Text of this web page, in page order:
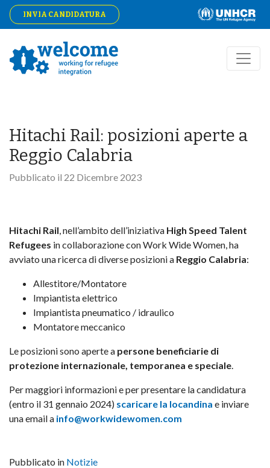
INVIA CANDIDATURA
Hitachi Rail: posizioni aperte a
Reggio Calabria
Pubblicato il 22 Dicembre 2023
Hitachi Rail, nell’ambito dell’iniziativa High Speed Talent
Refugees in collaborazione con Work Wide Women, ha
avviato una ricerca di diverse posizioni a Reggio Calabria:
Allestitore/Montatore
Impiantista elettrico
Impiantista pneumatico / idraulico
Montatore meccanico
Le posizioni sono aperte a persone beneficiarie di
protezione internazionale, temporanea e speciale.
Per maggiori informazioni e per presentare la candidatura
(entro il 31 gennaio 2024) scaricare la locandina e inviare
una email a info@workwidewomen.com
Pubblicato in Notizie